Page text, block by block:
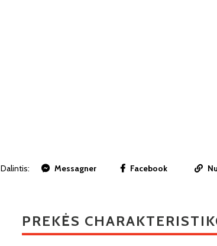
Dalintis: Messagner Facebook
PREKĖS